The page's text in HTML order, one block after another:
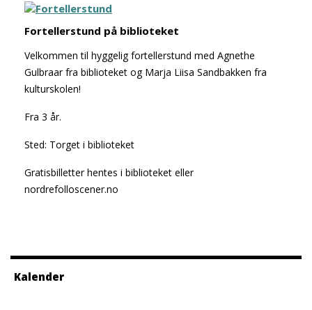
Fortellerstund på biblioteket
Velkommen til hyggelig fortellerstund med Agnethe
Gulbraar fra biblioteket og Marja Liisa Sandbakken fra
kulturskolen!
Fra 3 år.
Sted: Torget i biblioteket
Gratisbilletter hentes i biblioteket eller
nordrefolloscener.no
Kalender